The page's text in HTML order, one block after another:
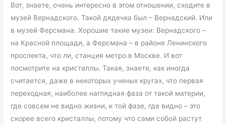
Вот, знаете, очень интересно в этом отношении, сходите в
музей Вернадского. Такой дядечка был – Вернадский. Или
в музей Ферсмана. Хорошие такие музеи: Вернадского –
на Красной площади, а Ферсмана – в районе Ленинского
проспекта, что ли, станция метро в Москве. И вот
посмотрите на кристаллы. Такая, знаете, как иногда
считается, даже в некоторых ученых кругах, что первая
переходная, наиболее наглядная фаза от такой материи,
где совсем не видно жизни, к той фазе, где видно – это
скорее всего кристаллы, потому что сами собой растут